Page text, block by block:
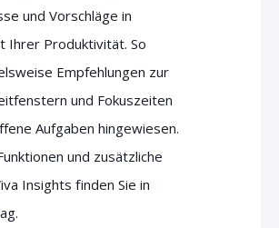
und Vorschläge in
Ihrer Produktivität. So
Empfehlungen zur
und Fokuszeiten
Aufgaben hingewiesen.
und zusätzliche
Insights finden Sie in